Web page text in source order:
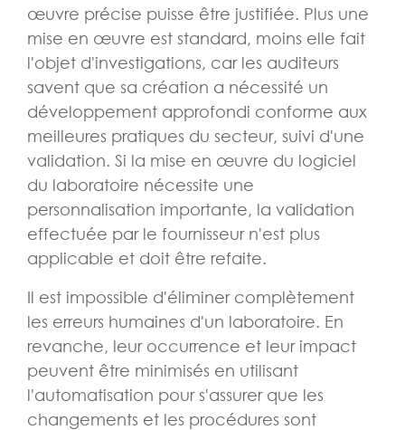
œuvre précise puisse être justifiée. Plus une
mise en œuvre est standard, moins elle fait
l'objet d'investigations, car les auditeurs
savent que sa création a nécessité un
développement approfondi conforme aux
meilleures pratiques du secteur, suivi d'une
validation. Si la mise en œuvre du logiciel
du laboratoire nécessite une
personnalisation importante, la validation
effectuée par le fournisseur n'est plus
applicable et doit être refaite.
Il est impossible d'éliminer complètement
les erreurs humaines d'un laboratoire. En
revanche, leur occurrence et leur impact
peuvent être minimisés en utilisant
l'automatisation pour s'assurer que les
changements et les procédures sont